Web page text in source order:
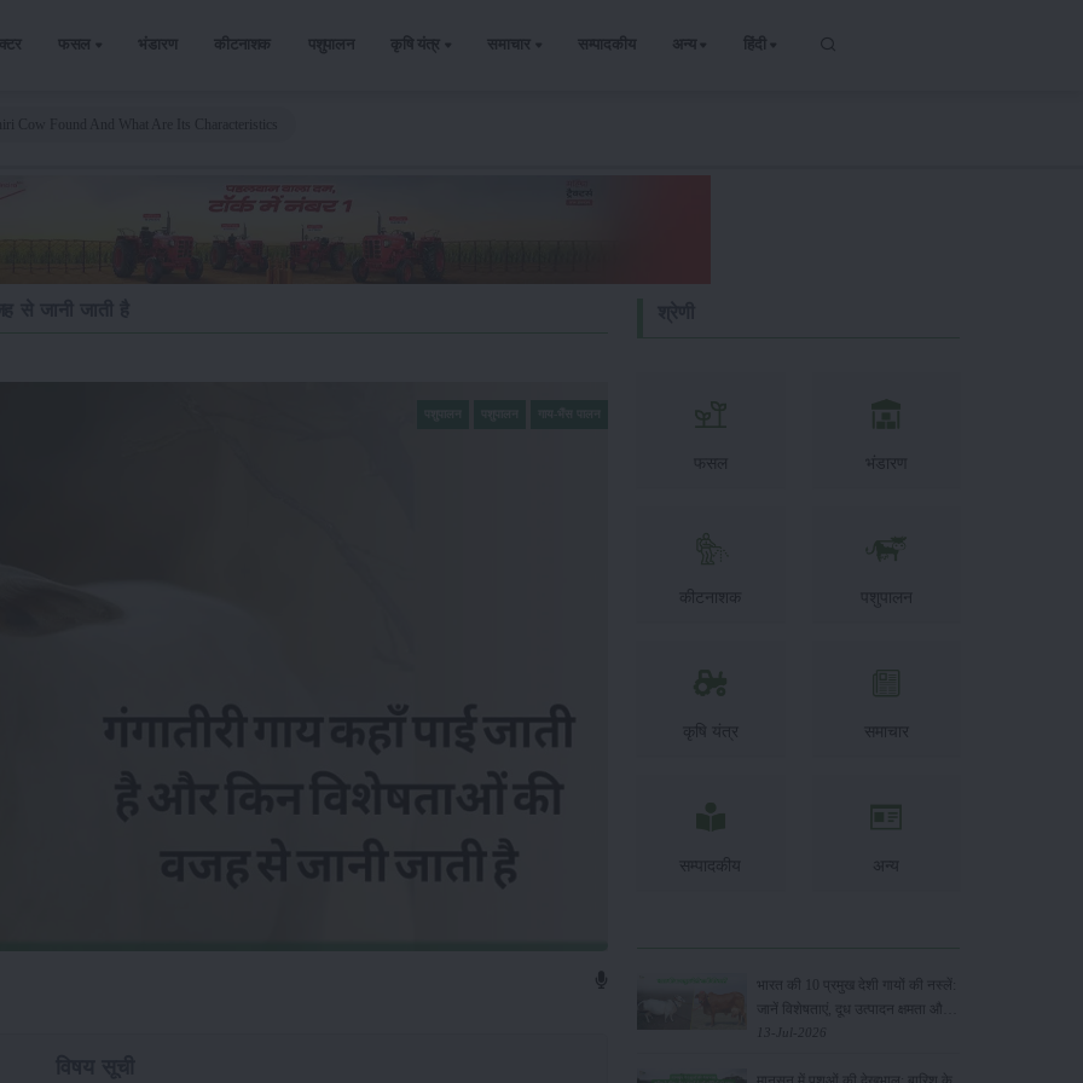
फसल भंडारण कीटनाशक पशुपालन कृषि यंत्र समाचार सम्पादकीय अन्य हिंदी
फसल भंडारण
कीटनाशक पशुपालन
कृषि यंत्र समाचार
सम्पादकीय अन्य
भारत की 10 प्रमुख देशी गायों की नस्लें:
जानें विशेषताएं, दूध उत्पादन क्षमता और
पालन के फायदे
13-Jul-2026